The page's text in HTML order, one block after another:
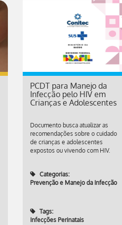
PCDT para Manejo da
Infecção pelo HIV em
Crianças e Adolescentes
Documento busca atualizar as
recomendações sobre o cuidado
de crianças e adolescentes
expostos ou vivendo com HIV.
Categorias:
Prevenção e Manejo da Infecção
Tags:
Infecções Perinatais